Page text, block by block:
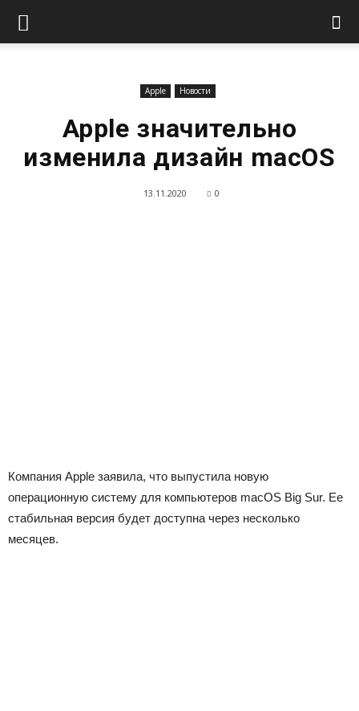
Apple Новости
Apple значительно
изменила дизайн macOS
13.11.2020 0
Компания Apple заявила, что выпустила новую
операционную систему для компьютеров macOS Big Sur. Ее
стабильная версия будет доступна через несколько
месяцев.